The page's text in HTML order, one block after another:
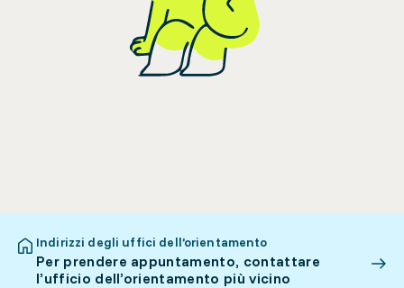
Indirizzi degli uffici dell’orientamento
Per prendere appuntamento, contattare
l’ufficio dell’orientamento più vicino